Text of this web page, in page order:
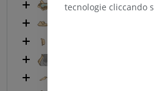
Osso etmoidale
tecnologie cliccando